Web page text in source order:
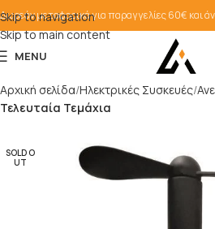
Skip to navigation
Skip to main content
Δωρεάν μεταφορικά για παραγγελίες 60€ και
MENU
Αρχική σελίδα Ηλεκτρικές Συσκευές
Τελευταία Τεμάχια
SOLD O
UT